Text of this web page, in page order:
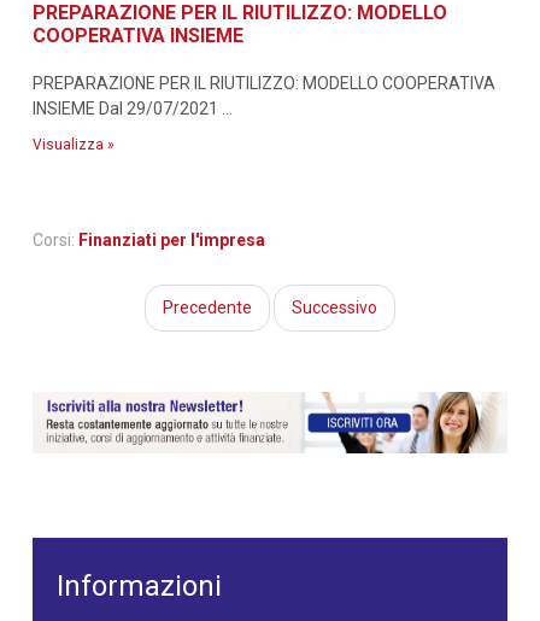
PREPARAZIONE PER IL RIUTILIZZO: MODELLO
COOPERATIVA INSIEME
PREPARAZIONE PER IL RIUTILIZZO: MODELLO COOPERATIVA
INSIEME Dal 29/07/2021 ...
Visualizza »
Corsi: Finanziati per l'impresa
Precedente Successivo
Informazioni